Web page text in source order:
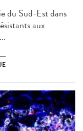
du Sud-Est dans
aux